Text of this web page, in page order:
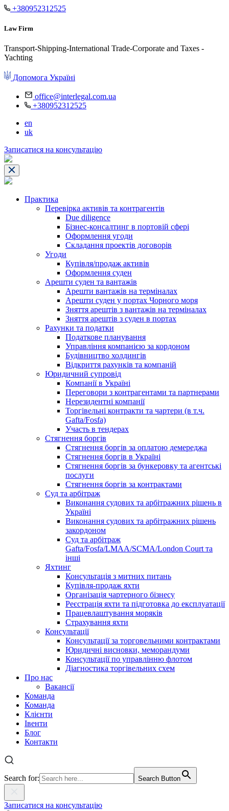
+380952312525
Law Firm
Transport-Shipping-International Trade-Corporate and Taxes -
Yachting
Допомога Україні
office@interlegal.com.ua
+380952312525
en
uk
Записатися на консультацію
Практика
Перевірка активів та контрагентів
Due diligence
Бізнес-консалтинг в портовій сфері
Оформлення угоди
Складання проектів договорів
Угоди
Купівля/продаж активів
Оформлення суден
Арешти суден та вантажів
Арешти вантажів на терміналах
Арешти суден у портах Чорного моря
Зняття арештів з вантажів на терміналах
Зняття арештів з суден в портах
Рахунки та податки
Податкове планування
Управління компанією за кордоном
Будівництво холдингів
Відкриття рахунків та компаній
Юридичний супровід
Компанії в Україні
Переговори з контрагентами та партнерами
Нерезидентні компанії
Торгівельні контракти та чартери (в т.ч.
Gafta/Fosfa)
Участь в тендерах
Стягнення боргів
Стягнення боргів за оплатою демереджа
Стягнення боргів в Україні
Стягнення боргів за бункеровку та агентські
послуги
Стягнення боргів за контрактами
Суд та арбітраж
Виконання судових та арбітражних рішень в
Україні
Виконання судових та арбітражних рішень
закордоном
Суд та арбітраж
Gafta/Fosfa/LMAA/SCMA/London Court та
інші
Яхтинг
Консультація з митних питань
Купівля-продаж яхти
Організація чартерного бізнесу
Реєстрація яхти та підготовка до експлуатації
Працевлаштування моряків
Страхування яхти
Консультації
Консультації за торговельними контрактами
Юридичні висновки, меморандуми
Консультації по управлінню флотом
Діагностика торгівельних схем
Про нас
Вакансії
Команда
Команда
Клієнти
Івенти
Блог
Контакти
Search for: Search Button
Записатися на консультацію